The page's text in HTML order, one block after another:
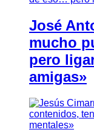
José
mucho
pero
amigas»